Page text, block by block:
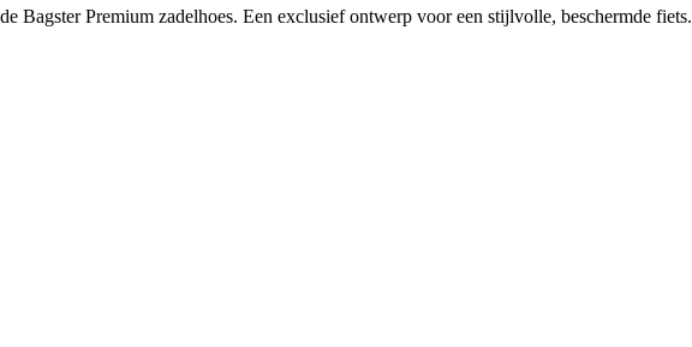
Bagster Premium zadelhoes. Een exclusief ontwerp voor een stijlvolle, beschermde fiets.